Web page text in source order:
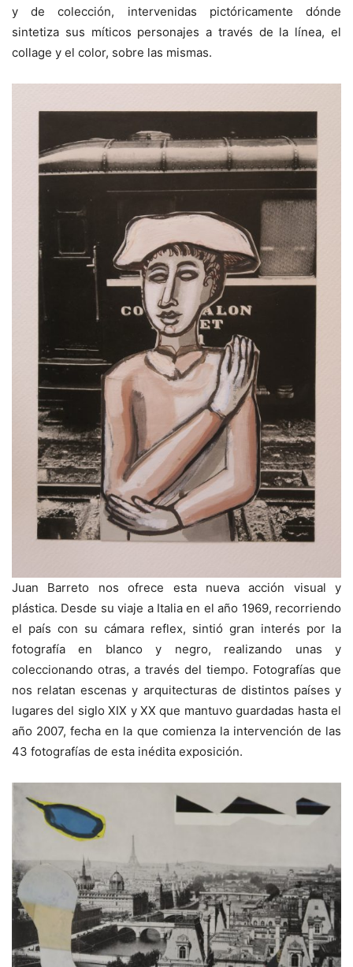
y de colección, intervenidas pictóricamente dónde
sintetiza sus míticos personajes a través de la línea, el
collage y el color, sobre las mismas.
Juan Barreto nos ofrece esta nueva acción visual y
plástica. Desde su viaje a Italia en el año 1969, recorriendo
el país con su cámara reflex, sintió gran interés por la
fotografía en blanco y negro, realizando unas y
coleccionando otras, a través del tiempo. Fotografías que
nos relatan escenas y arquitecturas de distintos países y
lugares del siglo XIX y XX que mantuvo guardadas hasta el
año 2007, fecha en la que comienza la intervención de las
43 fotografías de esta inédita exposición.